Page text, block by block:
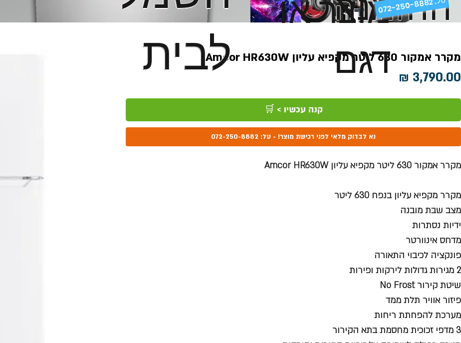
לבית
מוצר או
דגם
לבית
מקרר אמקור 630 ליטר מקפיא עליון Amcor HR630W
מחיר
קנה עכשיו > 🛒
נא לבדוק מלאי לפני רכישת מוצר! - טל: 072-250-8882
מקרר אמקור 630 ליטר מקפיא עליון Amcor HR630W
מקרר מקפיא עליון בנפח 630 ליטר
מצב שבת מובנה
ידיות נסתרות
מדחס אינוורטר
פונקציה לכיבוי התאורה
2 מגירות גדולות לירקות ופירות
שיטת קירור No Frost
פיזור אוויר תלת ממד
מערכת להפחתת ריחות
3 מדפי זכוכית מחסמת בתא הקירור
072-250-8882 .